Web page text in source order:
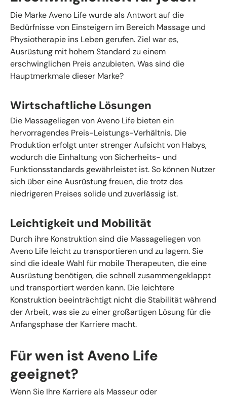
Die Marke Aveno Life wurde als Antwort auf die
Bedürfnisse von Einsteigern im Bereich Massage und
Physiotherapie ins Leben gerufen. Ziel war es,
Ausrüstung mit hohem Standard zu einem
erschwinglichen Preis anzubieten. Was sind die
Hauptmerkmale dieser Marke?
Wirtschaftliche Lösungen
Die Massageliegen von Aveno Life bieten ein
hervorragendes Preis-Leistungs-Verhältnis. Die
Produktion erfolgt unter strenger Aufsicht von Habys,
wodurch die Einhaltung von Sicherheits- und
Funktionsstandards gewährleistet ist. So können Nutzer
sich über eine Ausrüstung freuen, die trotz des
niedrigeren Preises solide und zuverlässig ist.
Leichtigkeit und Mobilität
Durch ihre Konstruktion sind die Massageliegen von
Aveno Life leicht zu transportieren und zu lagern. Sie
sind die ideale Wahl für mobile Therapeuten, die eine
Ausrüstung benötigen, die schnell zusammengeklappt
und transportiert werden kann. Die leichtere
Konstruktion beeinträchtigt nicht die Stabilität während
der Arbeit, was sie zu einer großartigen Lösung für die
Anfangsphase der Karriere macht.
Für wen ist Aveno Life
geeignet?
Wenn Sie Ihre Karriere als Masseur oder